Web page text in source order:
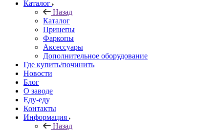
Каталог
Назад
Каталог
Прицепы
Фаркопы
Аксессуары
Дополнительное оборудование
Где купить/починить
Новости
Блог
О заводе
Еду-еду
Контакты
Информация
Назад